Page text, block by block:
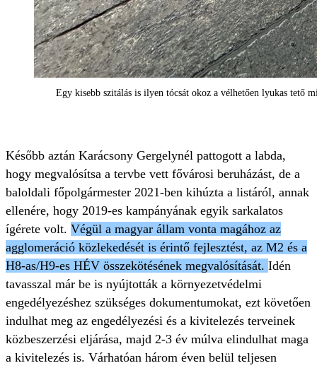
Egy kisebb szitálás is ilyen tócsát okoz a vélhetően lyukas tető
Később aztán Karácsony Gergelynél pattogott a labda,
hogy megvalósítsa a tervbe vett fővárosi beruházást, de a
baloldali főpolgármester 2021-ben kihúzta a listáról, annak
ellenére, hogy 2019-es kampányának egyik sarkalatos
ígérete volt. Végül a magyar állam vonta magához az
agglomeráció közlekedését is érintő fejlesztést, az M2 és a
H8-as/H9-es HÉV összekötésének megvalósítását. Idén
tavasszal már be is nyújtották a környezetvédelmi
engedélyezéshez szükséges dokumentumokat, ezt követően
indulhat meg az engedélyezési és a kivitelezés terveinek
közbeszerzési eljárása, majd 2-3 év múlva elindulhat maga
a kivitelezés is. Várhatóan három éven belül teljesen